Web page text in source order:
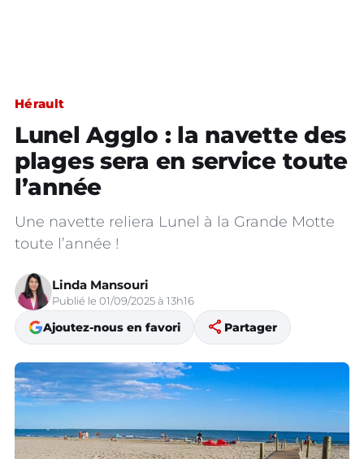
Hérault
Lunel Agglo : la navette des
plages sera en service toute
l’année
Une navette reliera Lunel à la Grande Motte
toute l’année !
Linda Mansouri
Publié le 01/09/2025 à 13h16
Ajoutez-nous en favori share Partager